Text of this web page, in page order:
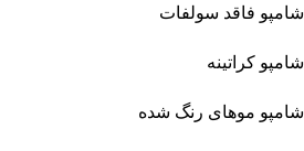
شامپو فاقد سولفات
شامپو کراتینه
شامپو موهای رنگ شده